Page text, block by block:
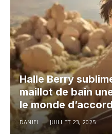
Halle Berry
maillot de bain
le monde
DANIEL JUILLET 23, 2025